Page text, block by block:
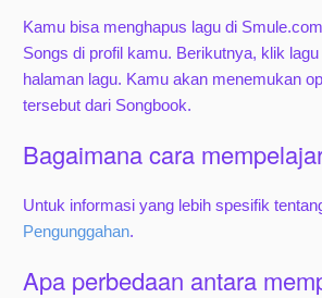
Kamu bisa menghapus lagu di
Songs di profil kamu. Berikutnya, klik
halaman lagu. Kamu akan menemukan
tersebut dari Songbook.
Bagaimana cara
Untuk informasi yang lebih spesifik
Pengunggahan.
Apa perbedaan antara